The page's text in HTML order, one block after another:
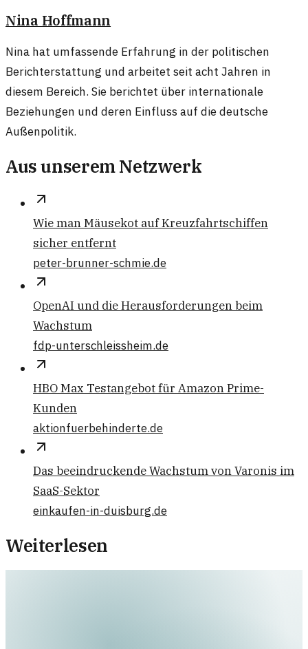
Nina Hoffmann
Nina hat umfassende Erfahrung in der politischen
Berichterstattung und arbeitet seit acht Jahren in
diesem Bereich. Sie berichtet über internationale
Beziehungen und deren Einfluss auf die deutsche
Außenpolitik.
Aus unserem Netzwerk
Wie man Mäusekot auf Kreuzfahrtschiffen
sicher entfernt
peter-brunner-schmie.de
OpenAI und die Herausforderungen beim
Wachstum
fdp-unterschleissheim.de
HBO Max Testangebot für Amazon Prime-
Kunden
aktionfuerbehinderte.de
Das beeindruckende Wachstum von Varonis im
SaaS-Sektor
einkaufen-in-duisburg.de
Weiterlesen